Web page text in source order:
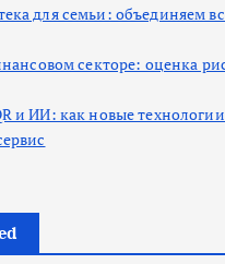
для семьи: объединяем
секторе: оценка
и ИИ: как новые